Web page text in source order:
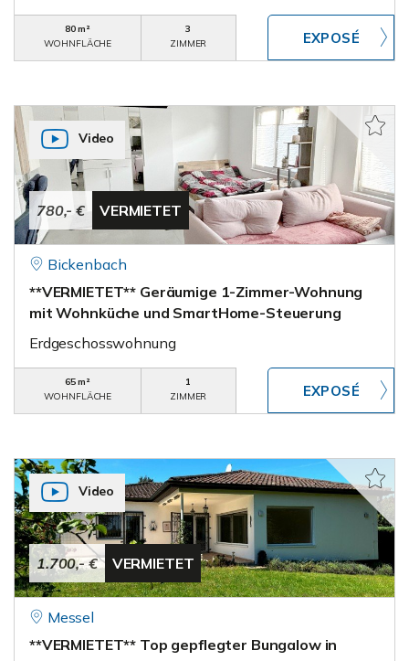
80 m²
WOHNFLÄCHE
3
ZIMMER
780,- € VERMIETET
Video
Bickenbach
**VERMIETET** Geräumige 1-Zimmer-Wohnung
mit Wohnküche und SmartHome-Steuerung
Erdgeschosswohnung
65 m²
WOHNFLÄCHE
1
ZIMMER
1.700,- € VERMIETET
Video
Messel
**VERMIETET** Top gepflegter Bungalow in